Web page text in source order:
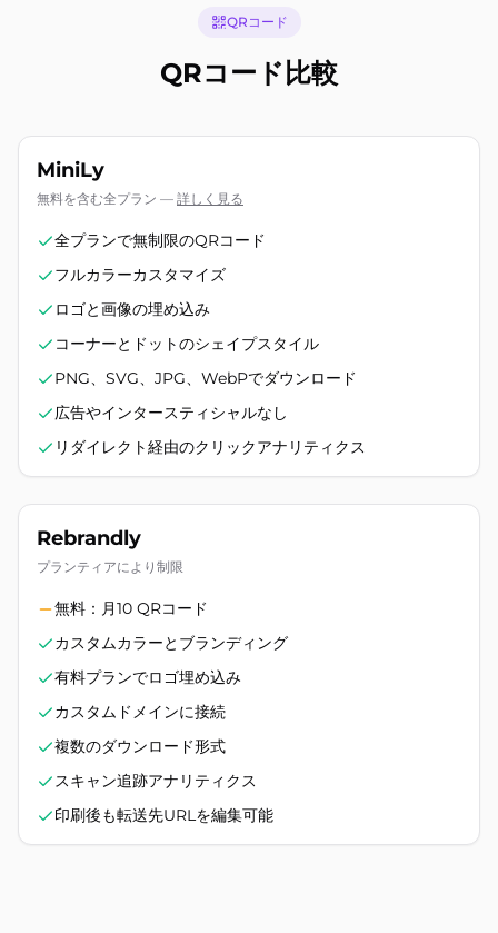
QRコード
QRコード比較
MiniLy
無料を含む全プラン — 詳しく見る
全プランで無制限のQRコード
フルカラーカスタマイズ
ロゴと画像の埋め込み
コーナーとドットのシェイプスタイル
PNG、SVG、JPG、WebPでダウンロード
広告やインタースティシャルなし
リダイレクト経由のクリックアナリティクス
Rebrandly
プランティアにより制限
無料：月10 QRコード
カスタムカラーとブランディング
有料プランでロゴ埋め込み
カスタムドメインに接続
複数のダウンロード形式
スキャン追跡アナリティクス
印刷後も転送先URLを編集可能